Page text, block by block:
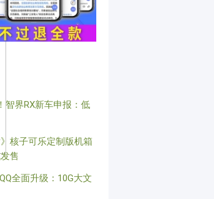
智界RX新车申报：低
核子可乐定制版机箱
售
全面升级：10G大文